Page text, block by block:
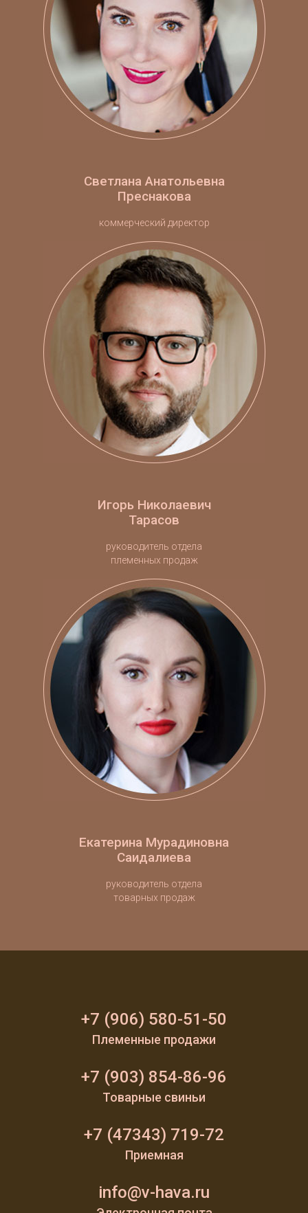
Светлана Анатольевна
Преснакова
коммерческий директор
Игорь Николаевич
Тарасов
руководитель отдела
племенных продаж
Екатерина Мурадиновна
Саидалиева
руководитель отдела
товарных продаж
+7 (906) 580-51-50
Племенные продажи
+7 (903) 854-86-96
Товарные свиньи
+7 (47343) 719-72
Приемная
info@v-hava.ru